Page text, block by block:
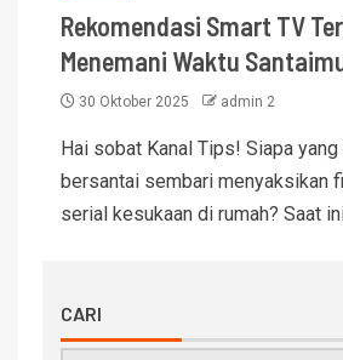
Rekomendasi Smart TV
Menemani Waktu
30 Oktober 2025 admin 2
Hai sobat Kanal Tips! Siapa
bersantai sembari menyaksikan
serial kesukaan di rumah? Saat
CARI